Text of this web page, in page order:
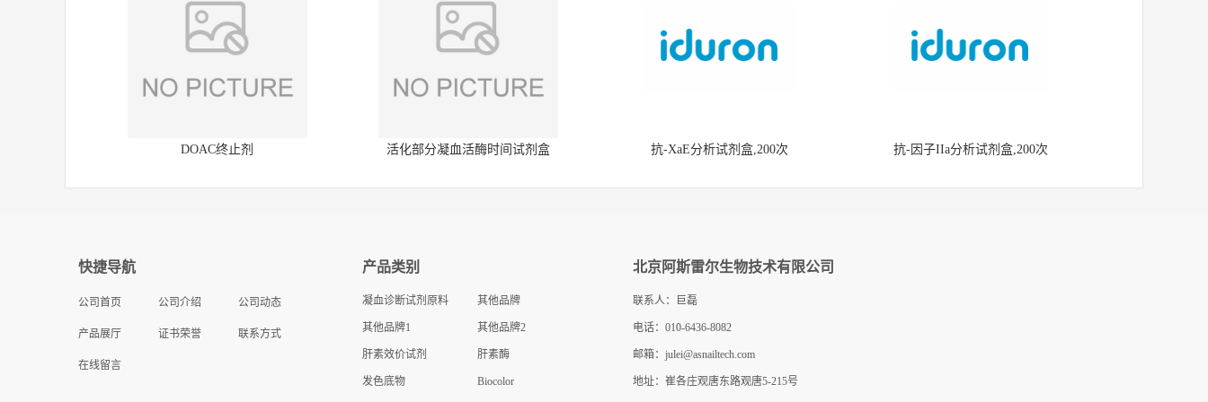
DOAC终止剂 活化部分凝血活酶时间试剂盒 抗-XaE分析试剂盒,200次 抗-因子IIa分析试剂盒,200次
快捷导航
公司首页 公司介绍 公司动态
产品展厅 证书荣誉 联系方式
在线留言
产品类别
凝血诊断试剂原料 其他品牌
其他品牌1 其他品牌2
肝素效价试剂 肝素酶
发色底物 Biocolor
北京阿斯雷尔生物技术有限公司
联系人：巨磊
电话：010-6436-8082
邮箱： julei@asnailtech.com
地址：崔各庄观唐东路观唐5-215号